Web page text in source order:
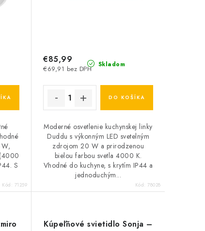
S
Kód: 71259
Skladom
€69,91 bez DPH
€85,99
DO KOŠÍKA
Moderné osvetlenie kuchynskej linky
Duddu s výkonným LED svetelným
zdrojom 20 W a prirodzenou
bielou farbou svetla 4000 K.
Vhodné do kuchyne, s krytím IP44 a
jednoduchým...
Kód:78028
Kúpeľňové svietidlo Sonja –